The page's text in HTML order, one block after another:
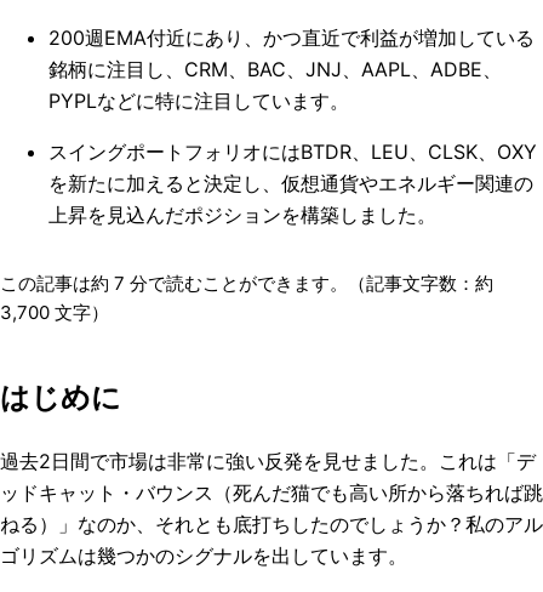
200週EMA付近にあり、かつ直近で利益が増加している
銘柄に注目し、CRM、BAC、JNJ、AAPL、ADBE、
PYPLなどに特に注目しています。
スイングポートフォリオにはBTDR、LEU、CLSK、OXY
を新たに加えると決定し、仮想通貨やエネルギー関連の
上昇を見込んだポジションを構築しました。
この記事は約 7 分で読むことができます。（記事文字数：約
3,700 文字）
はじめに
過去2日間で市場は非常に強い反発を見せました。これは「デ
ッドキャット・バウンス（死んだ猫でも高い所から落ちれば跳
ねる）」なのか、それとも底打ちしたのでしょうか？私のアル
ゴリズムは幾つかのシグナルを出しています。